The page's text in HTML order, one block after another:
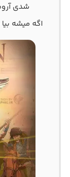
شدی
اگه میشه